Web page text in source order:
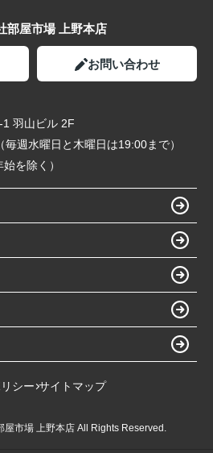
部屋市場 上野本店
お問い合わせ
羽山ビル 2F
週水曜日と木曜日は19:00まで）
を除く）
シー サイトマップ
屋市場 上野本店 All Rights Reserved.